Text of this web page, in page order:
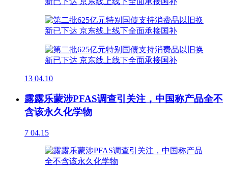
13 04.10
露露乐蒙涉PFAS调查引关注，中国称产品全不
含该永久化学物
7 04.15